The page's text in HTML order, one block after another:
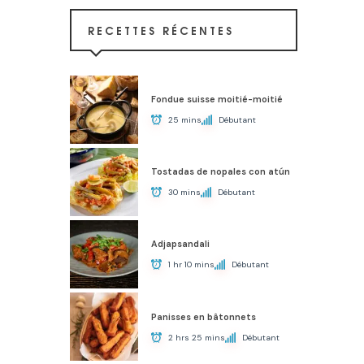
RECETTES RÉCENTES
Fondue suisse moitié-moitié
25 mins Débutant
Tostadas de nopales con atún
30 mins Débutant
Adjapsandali
1 hr 10 mins Débutant
Panisses en bâtonnets
2 hrs 25 mins Débutant